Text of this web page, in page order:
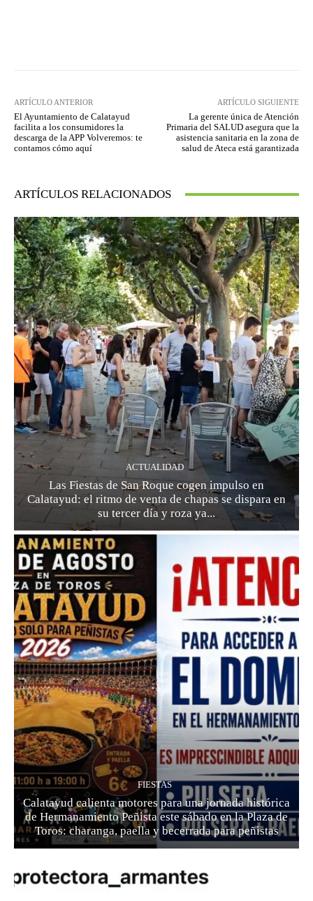
ARTÍCULO ANTERIOR
El Ayuntamiento de Calatayud
facilita a los consumidores la
descarga de la APP Volveremos: te
contamos cómo aquí
ARTÍCULO SIGUIENTE
La gerente única de Atención
Primaria del SALUD asegura que la
asistencia sanitaria en la zona de
salud de Ateca está garantizada
ARTÍCULOS RELACIONADOS
ACTUALIDAD
Las Fiestas de San Roque cogen impulso en
Calatayud: el ritmo de venta de chapas se dispara en
su tercer día y roza ya...
FIESTAS
Calatayud calienta motores para una jornada histórica
de Hermanamiento Peñista este sábado en la Plaza de
Toros: charanga, paella y becerrada para peñistas